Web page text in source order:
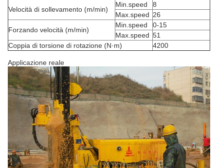
Velocità di sollevamento (m/min)
Min.speed
8
Max.speed 26
Forzando velocità (m/min)
Min.speed
0-15
Max.speed 51
Coppia di torsione di rotazione (N·m)
4200
Applicazione reale